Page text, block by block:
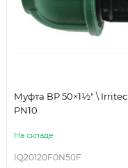
Муфта ВР 50×1½" \ Irritec
PN10
На складе
IQ20120F0N50F